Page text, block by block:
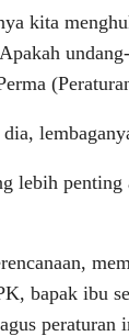
kita
lebih
bapak ibu
peraturan